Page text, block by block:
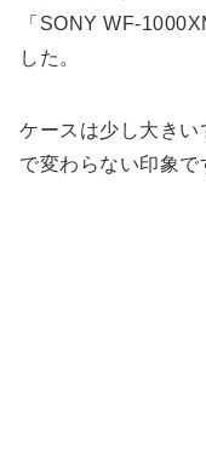
「SONY WF-
した。
ケースは少し大きい
で変わらない印象で